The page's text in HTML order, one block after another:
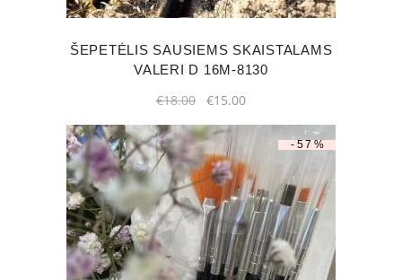
ŠEPETĖLIS SAUSIEMS SKAISTALAMS
VALERI D 16M-8130
€18.00 Original
was:
€18.00.
€15.00Current
is:
€15.00. -57%